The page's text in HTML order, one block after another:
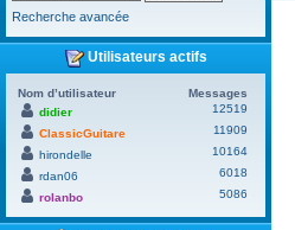
Recherche avancée
Utilisateurs actifs
Nom d’utilisateur
Messages
didier
12519
ClassicGuitare
11909
hirondelle
10164
rdan06
6018
rolanbo
5086